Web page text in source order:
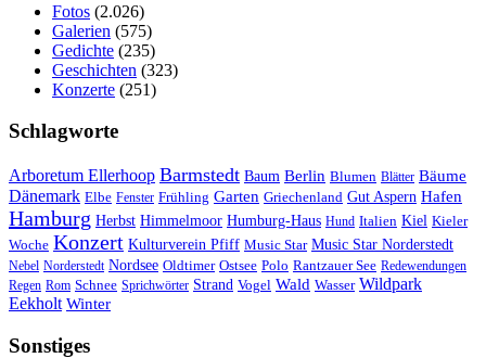
Fotos (2.026)
Galerien (575)
Gedichte (235)
Geschichten (323)
Konzerte (251)
Schlagworte
Arboretum Ellerhoop Barmstedt Baum Berlin Blumen Blätter Bäume
Dänemark Elbe Fenster Frühling Garten Griechenland Gut Aspern Hafen
Hamburg Herbst Himmelmoor Humburg-Haus Hund Italien Kiel Kieler
Woche Konzert Kulturverein Pfiff Music Star Music Star Norderstedt
Nebel Norderstedt Nordsee Oldtimer Ostsee Polo Rantzauer See Redewendungen
Regen Rom Schnee Sprichwörter Strand Vogel Wald Wasser Wildpark
Eekholt Winter
Sonstiges